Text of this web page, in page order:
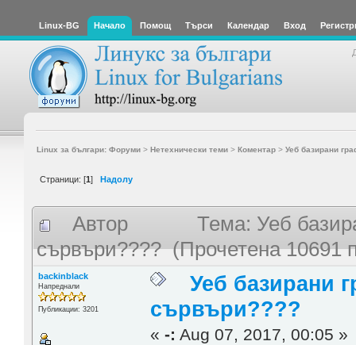
Linux-BG Начало Помощ Търси Календар Вход
Linux за българи: Форуми> Нетехнически теми> Коментар> Уеб базирани
Страници: [1] Надолу
Автор
Тема: Уеб
сървъри???? (Прочетена 10691
backinblack
Напреднали
Публикации: 3201
Уеб базирани
сървъри????
«-: Aug 07, 2017, 00:05 »